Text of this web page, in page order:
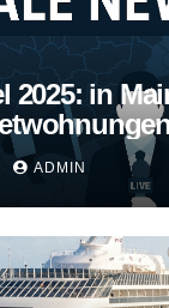
2025: in
ADMIN